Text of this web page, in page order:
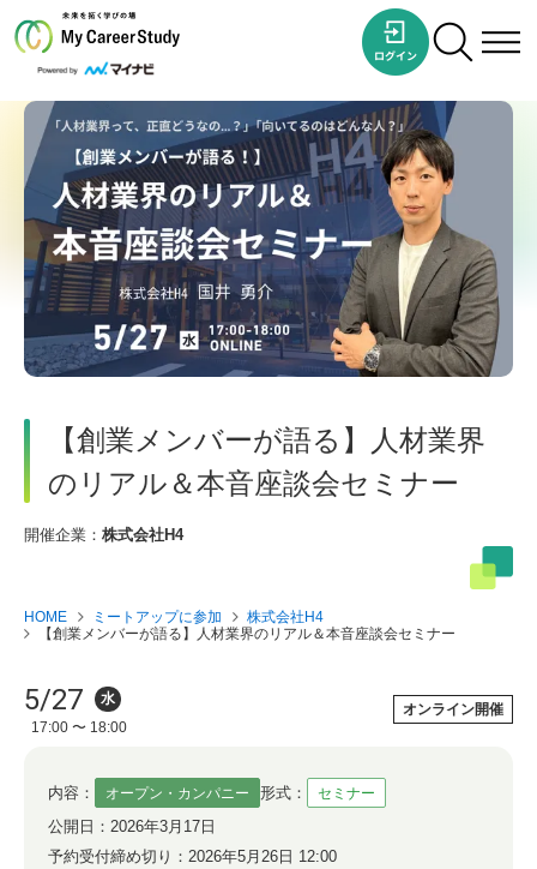
【創業メンバーが語る】人材業界
のリアル＆本音座談会セミナー
開催企業： 株式会社H4
HOME ミートアップに参加
株式会社H4
【創業メンバーが語る】人材業界のリアル＆本音座談会セミナー
オンライン開催
5/27
水
17:00 〜 18:00
内容： オープン・カンパニー 形式： セミナー
公開日： 2026年3月17日
予約受付締め切り： 2026年5月26日 12:00